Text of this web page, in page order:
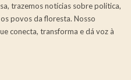
trazemos notícias sobre política,
povos da floresta. Nosso
conecta, transforma e dá voz à